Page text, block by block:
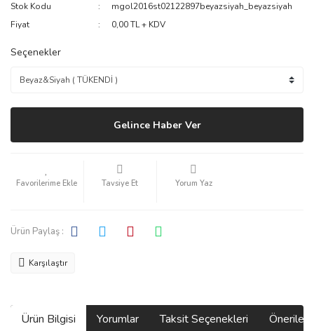
Stok Kodu
mgol2016st02122897beyazsiyah_beyazsiyah
Fiyat
0,00 TL + KDV
Seçenekler
Gelince Haber Ver
Tavsiye Et Yorum Yaz
Ürün Paylaş :
Karşılaştır
Ürün Bilgisi Yorumlar Taksit Seçenekleri